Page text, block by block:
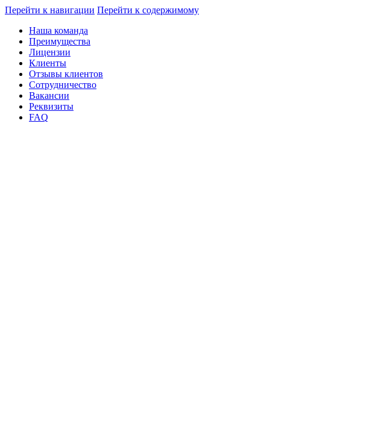
Перейти к навигации Перейти к содержимому
Наша команда
Преимущества
Лицензии
Клиенты
Отзывы клиентов
Сотрудничество
Вакансии
Реквизиты
FAQ